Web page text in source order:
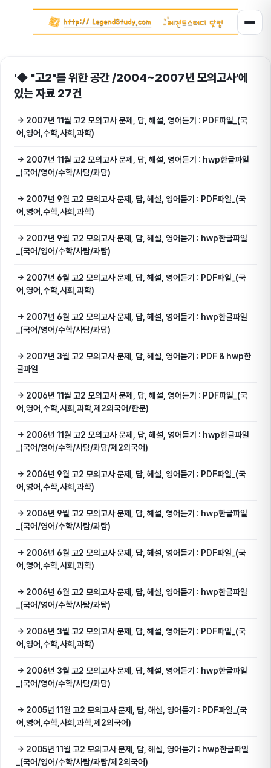
'◆ "고2"를 위한 공간 /2004~2007년 모의고사'에
있는 자료 27건
→ 2007년 11월 고2 모의고사 문제, 답, 해설, 영어듣기 : PDF파일_(국
어,영어,수학,사회,과학)
→ 2007년 11월 고2 모의고사 문제, 답, 해설, 영어듣기 : hwp한글파일
_(국어/영어/수학/사탐/과탐)
→ 2007년 9월 고2 모의고사 문제, 답, 해설, 영어듣기 : PDF파일_(국
어,영어,수학,사회,과학)
→ 2007년 9월 고2 모의고사 문제, 답, 해설, 영어듣기 : hwp한글파일
_(국어/영어/수학/사탐/과탐)
→ 2007년 6월 고2 모의고사 문제, 답, 해설, 영어듣기 : PDF파일_(국
어,영어,수학,사회,과학)
→ 2007년 6월 고2 모의고사 문제, 답, 해설, 영어듣기 : hwp한글파일
_(국어/영어/수학/사탐/과탐)
→ 2007년 3월 고2 모의고사 문제, 답, 해설, 영어듣기 : PDF & hwp한
글파일
→ 2006년 11월 고2 모의고사 문제, 답, 해설, 영어듣기 : PDF파일_(국
어,영어,수학,사회,과학,제2외국어/한문)
→ 2006년 11월 고2 모의고사 문제, 답, 해설, 영어듣기 : hwp한글파일
_(국어/영어/수학/사탐/과탐/제2외국어)
→ 2006년 9월 고2 모의고사 문제, 답, 해설, 영어듣기 : PDF파일_(국
어,영어,수학,사회,과학)
→ 2006년 9월 고2 모의고사 문제, 답, 해설, 영어듣기 : hwp한글파일
_(국어/영어/수학/사탐/과탐)
→ 2006년 6월 고2 모의고사 문제, 답, 해설, 영어듣기 : PDF파일_(국
어,영어,수학,사회,과학)
→ 2006년 6월 고2 모의고사 문제, 답, 해설, 영어듣기 : hwp한글파일
_(국어/영어/수학/사탐/과탐)
→ 2006년 3월 고2 모의고사 문제, 답, 해설, 영어듣기 : PDF파일_(국
어,영어,수학,사회,과학)
→ 2006년 3월 고2 모의고사 문제, 답, 해설, 영어듣기 : hwp한글파일
_(국어/영어/수학/사탐/과탐)
→ 2005년 11월 고2 모의고사 문제, 답, 해설, 영어듣기 : PDF파일_(국
어,영어,수학,사회,과학,제2외국어)
→ 2005년 11월 고2 모의고사 문제, 답, 해설, 영어듣기 : hwp한글파일
_(국어/영어/수학/사탐/과탐/제2외국어)